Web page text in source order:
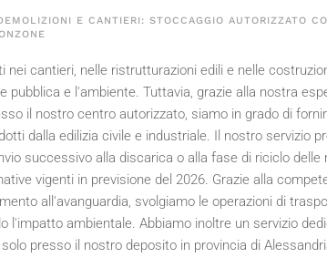
E CANTIERI: STOCCAGGIO AUTORIZZATO
nei cantieri, nelle ristrutturazioni edili e nelle
pubblica e l'ambiente. Tuttavia, grazie alla nostra
il nostro centro autorizzato, siamo in grado di
dalla edilizia civile e industriale. Il nostro servizio
successivo alla discarica o alla fase di riciclo delle
vigenti in previsione del 2026. Grazie alla
all'avanguardia, svolgiamo le operazioni di
l'impatto ambientale. Abbiamo inoltre un servizio
presso il nostro deposito in provincia di